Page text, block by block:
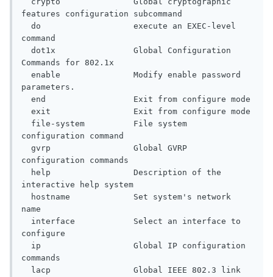
features configuration subcommand
do                   execute an EXEC-level
command
dot1x                Global Configuration
Commands for 802.1x
enable               Modify enable password
parameters.
end                  Exit from configure mode
exit                 Exit from configure mode
file-system          File system
configuration command
gvrp                 Global GVRP
configuration commands
help                 Description of the
interactive help system
hostname             Set system's network
name
interface            Select an interface to
configure
ip                   Global IP configuration
commands
lacp                 Global IEEE 802.3 link